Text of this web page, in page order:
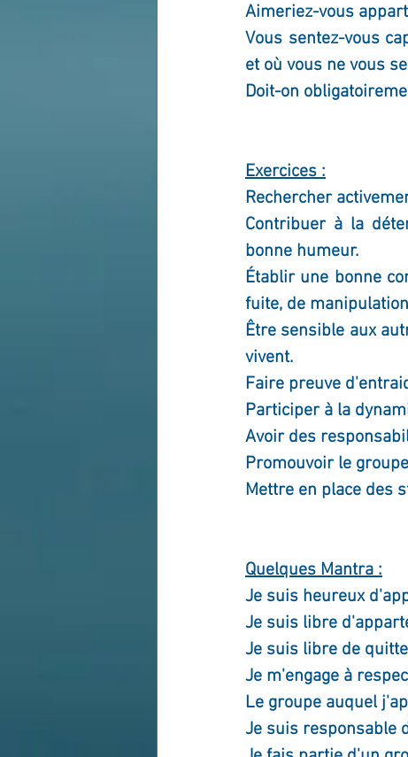
Aimeriez-vous
Vous sentez-vous
et où vous ne vous
Doit-on
Exercices :
Rechercher
Contribuer à la
bonne humeur.
Établir une bonne
fuite, de
Être sensible aux
vivent.
Faire preuve
Participer à la
Avoir des
Promouvoir le
Mettre en place des
Quelques Mantra :
Je suis heureux
Je suis libre
Je suis libre de
Je m'engage à
Le groupe auquel
Je suis responsable